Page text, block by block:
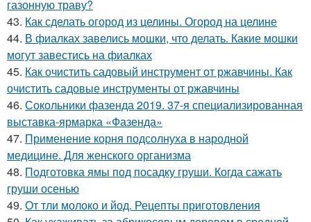
газонную траву?
43. Как сделать огород из целины. Огород на целине
44. В фиалках завелись мошки, что делать. Какие мошки
могут завестись на фиалках
45. Как очистить садовый инструмент от ржавчины. Как
очистить садовые инструменты от ржавчины
46. Сокольники фазенда 2019. 37-я специализированная
выставка-ярмарка «Фазенда»
47. Применение корня подсолнуха в народной
медицине. Для женского организма
48. Подготовка ямы под посадку груши. Когда сажать
груши осенью
49. От тли молоко и йод. Рецепты приготовления